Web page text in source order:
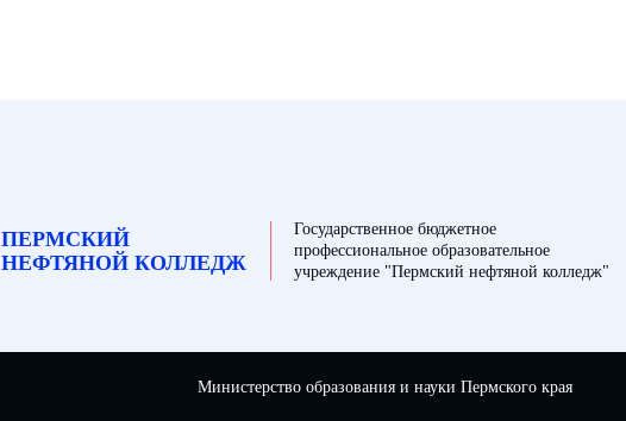
ПЕРМСКИЙ
НЕФТЯНОЙ КОЛЛЕДЖ
Государственное бюджетное
профессиональное образовательное
учреждение "Пермский нефтяной колледж"
Министерство образования и науки Пермского края